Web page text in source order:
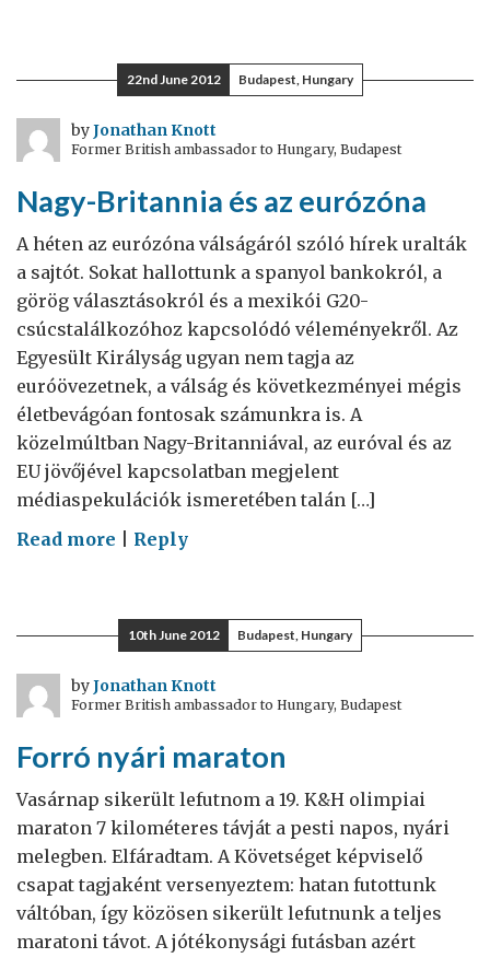
születésnapi
ünnepsége
22nd June 2012 Budapest, Hungary
byJonathan Knott
Former British ambassador to Hungary, Budapest
Nagy-Britannia és az eurózóna
A héten az eurózóna válságáról szóló hírek uralták
a sajtót. Sokat hallottunk a spanyol bankokról, a
görög választásokról és a mexikói G20-
csúcstalálkozóhoz kapcsolódó véleményekről. Az
Egyesült Királyság ugyan nem tagja az
euróövezetnek, a válság és következményei mégis
életbevágóan fontosak számunkra is. A
közelmúltban Nagy-Britanniával, az euróval és az
EU jövőjével kapcsolatban megjelent
médiaspekulációk ismeretében talán […]
Read more on
és
az
eurózóna
Reply
10th June 2012 Budapest, Hungary
byJonathan Knott
Former British ambassador to Hungary, Budapest
Forró nyári maraton
Vasárnap sikerült lefutnom a 19. K&H olimpiai
maraton 7 kilométeres távját a pesti napos, nyári
melegben. Elfáradtam. A Követséget képviselő
csapat tagjaként versenyeztem: hatan futottunk
váltóban, így közösen sikerült lefutnunk a teljes
maratoni távot. A jótékonysági futásban azért